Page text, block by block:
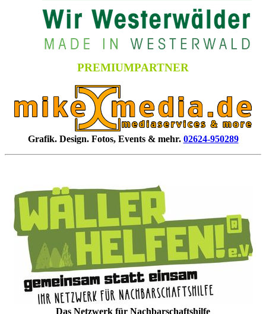
PREMIUMPARTNER
Grafik. Design. Fotos, Events & mehr. 02624-950289
Das Netzwerk für Nachbarschaftshilfe